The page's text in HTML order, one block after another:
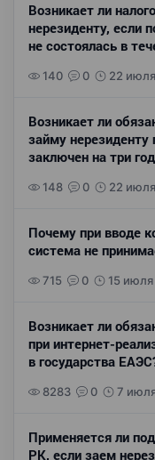
Возникает ли
нерезиденту, если
не состоялась в
140 0 22
Возникает ли
займу нерезиденту
заключен на три
148 0 22
Почему при вводе
система не
715 0 15
Возникает ли
при интернет-
в государства
8283 0 7
Применяется ли
РК, если заем